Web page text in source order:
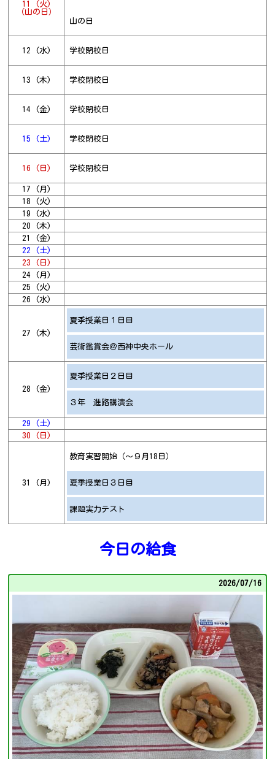
11 (火)
（山の日）
山の日
12 (水) 学校閉校日
13 (木) 学校閉校日
14 (金) 学校閉校日
15 (土) 学校閉校日
16 (日) 学校閉校日
17 (月)
18 (火)
19 (水)
20 (木)
21 (金)
22 (土)
23 (日)
24 (月)
25 (火)
26 (水)
27 (木)
夏季授業日１日目
芸術鑑賞会＠西神中央ホール
28 (金)
夏季授業日２日目
３年 進路講演会
29 (土)
30 (日)
31 (月)
教育実習開始（～９月18日）
夏季授業日３日目
課題実力テスト
今日の給食
2026/07/16